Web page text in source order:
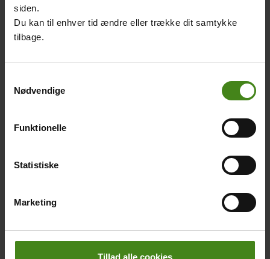
siden.
Du kan til enhver tid ændre eller trække dit samtykke
tilbage.
Nødvendige
Funktionelle
Statistiske
Marketing
Tillad alle cookies
landsbyen Inagnamboni i
det nordøstlige Ghana.
er opstået i Ghana.
Main
Body
I Ghana begynder
del er der en lang ferie.